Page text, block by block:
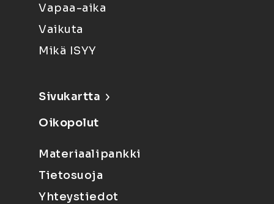
Vapaa-aika
Vaikuta
Mikä ISYY
Sivukartta
Oikopolut
Materiaalipankki
Tietosuoja
Yhteystiedot